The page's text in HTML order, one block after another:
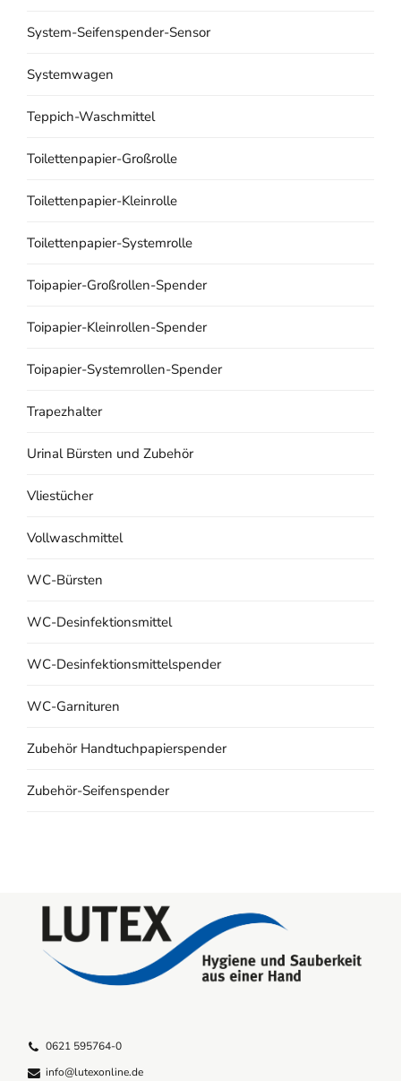
System-Seifenspender-Sensor
Systemwagen
Teppich-Waschmittel
Toilettenpapier-Großrolle
Toilettenpapier-Kleinrolle
Toilettenpapier-Systemrolle
Toipapier-Großrollen-Spender
Toipapier-Kleinrollen-Spender
Toipapier-Systemrollen-Spender
Trapezhalter
Urinal Bürsten und Zubehör
Vliestücher
Vollwaschmittel
WC-Bürsten
WC-Desinfektionsmittel
WC-Desinfektionsmittelspender
WC-Garnituren
Zubehör Handtuchpapierspender
Zubehör-Seifenspender
0621 595764-0
info@lutexonline.de